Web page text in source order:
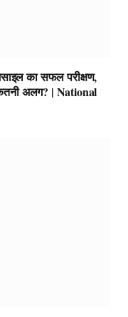
का सफल परीक्षण,
अलग? | National